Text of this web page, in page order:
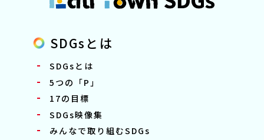
SDGsとは
SDGsとは
5つの「P」
17の目標
SDGs映像集
みんなで取り組むSDGs